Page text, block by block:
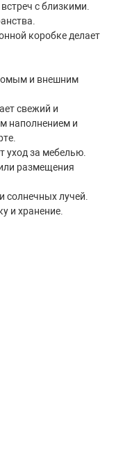
с близкими.
коробке делает
и внешним
свежий и
наполнением и
уход за мебелью.
размещения
лучей.
и хранение.